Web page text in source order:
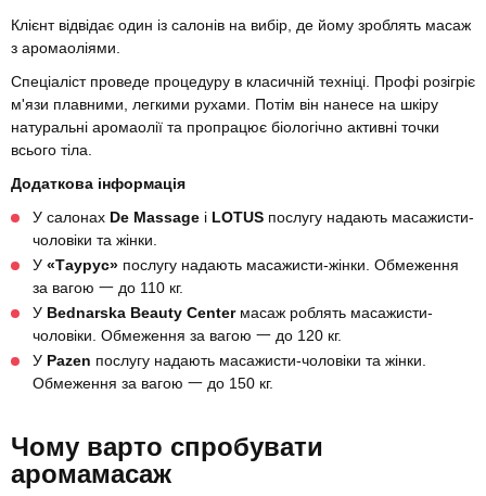
Клієнт відвідає один із салонів на вибір, де йому зроблять масаж
з аромаоліями.
Спеціаліст проведе процедуру в класичній техніці. Профі розігріє
м'язи плавними, легкими рухами. Потім він нанесе на шкіру
натуральні аромаолії та пропрацює біологічно активні точки
всього тіла.
Додаткова інформація
У салонах De Massage і LOTUS послугу надають масажисти-
чоловіки та жінки.
У «Таурус» послугу надають масажисти-жінки. Обмеження
за вагою 一 до 110 кг.
У Bednarska Beauty Centerмасаж роблять масажисти-
чоловіки. Обмеження за вагою 一 до 120 кг.
У Pazen послугу надають масажисти-чоловіки та жінки.
Обмеження за вагою 一 до 150 кг.
Чому варто спробувати
аромамасаж